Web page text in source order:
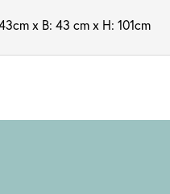
x B: 43 cm x H: 101cm